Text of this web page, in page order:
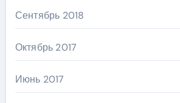
Сентябрь 2018
Октябрь 2017
Июнь 2017